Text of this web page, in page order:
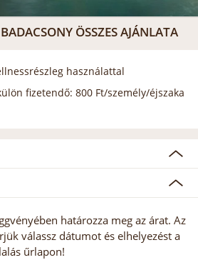
ÖSSZES AJÁNLATA
használattal
fizetendő: 800 Ft/személy/éjszaka
határozza meg az árat. Az
válassz dátumot és elhelyezést a
űrlapon!